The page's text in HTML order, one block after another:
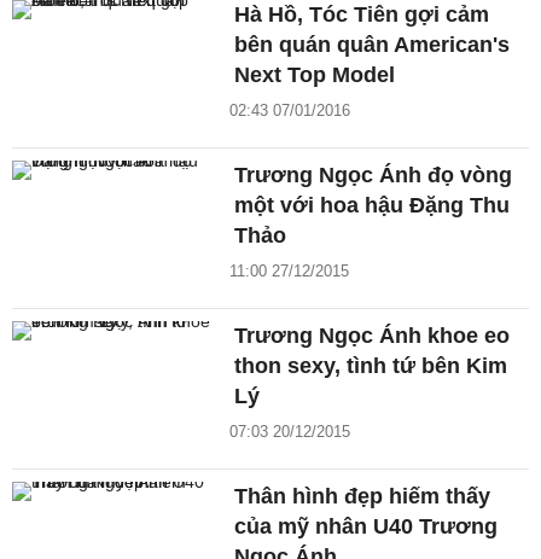
Hà Hồ, Tóc Tiên gợi cảm
bên quán quân American's
Next Top Model
02:43 07/01/2016
Trương Ngọc Ánh đọ vòng
một với hoa hậu Đặng Thu
Thảo
11:00 27/12/2015
Trương Ngọc Ánh khoe eo
thon sexy, tình tứ bên Kim
Lý
07:03 20/12/2015
Thân hình đẹp hiếm thấy
của mỹ nhân U40 Trương